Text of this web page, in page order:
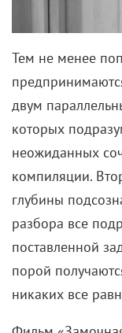
Поделиться
Читайте
6 августа 2026
«Мастерская
Медиа
для молодых
6 августа 2026